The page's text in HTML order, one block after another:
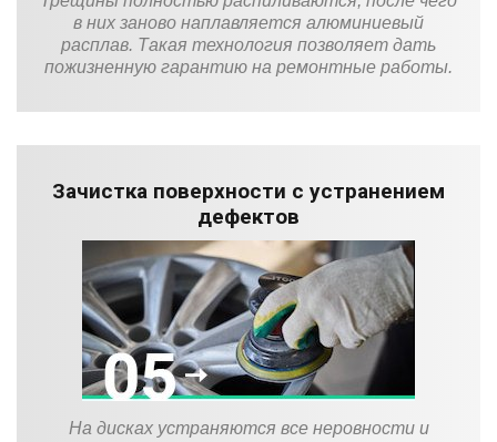
в них заново наплавляется алюминиевый
расплав. Такая технология позволяет дать
пожизненную гарантию на ремонтные работы.
Зачистка поверхности с устранением
дефектов
На дисках устраняются все неровности и